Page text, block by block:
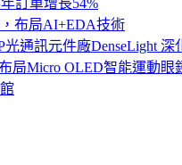
訂單增長54%
布局AI+EDA技術
通訊元件廠DenseLight
局Micro OLED智能運動眼